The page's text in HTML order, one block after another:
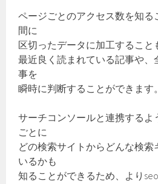
ページごとのアクセス数を知る
間に
区切ったデータに加工すること
最近良く読まれている記事や
事を
瞬時に判断することができます。
サーチコンソールと連携するよ
ごとに
どの検索サイトからどんな検索
いるかも
知ることができるため、より